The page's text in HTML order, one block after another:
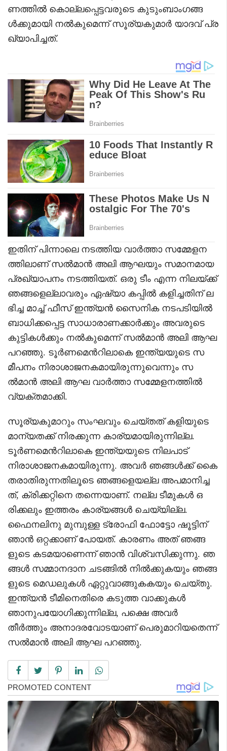
ണത്തില്‍ കൊല്ലപ്പെട്ടവരുടെ കുടുംബാംഗങ്ങ
ള്‍ക്കുമായി നല്‍കുമെന്ന് സൂര്യകുമാര്‍ യാദവ് പ്ര
ഖ്യാപിച്ചത്.
ഇതിന് പിന്നാലെ നടത്തിയ വാര്‍ത്താ സമ്മേളന
ത്തിലാണ് സല്‍മാന്‍ അലി ആഘയും സമാനമായ
പ്രഖ്യാപനം നടത്തിയത്. ഒരു ടീം എന്ന നിലയ്ക്ക്
ഞങ്ങളെല്ലാവരും ഏഷ്യാ കപ്പില്‍ കളിച്ചതിന് ല
ഭിച്ച മാച്ച് ഫീസ് ഇന്ത്യൻ സൈനിക നടപടിയില്‍
ബാധിക്കപ്പെട്ട സാധാരാണക്കാര്‍ക്കും അവരുടെ
കുട്ടികള്‍ക്കും നല്‍കുമെന്ന് സല്‍മാന്‍ അലി ആഘ
പറഞ്ഞു. ടൂര്‍ണമെന്‍റിലാകെ ഇന്ത്യയുടെ സ
മീപനം നിരാശാജനകമായിരുന്നുവെന്നും സ
ല്‍മാന്‍ അലി ആഘ വാര്‍ത്താ സമ്മേളനത്തില്‍
വ്യക്തമാക്കി.
സൂര്യകുമാറും സംഘവും ചെയ്തത് കളിയുടെ
മാന്യതക്ക് നിരക്കുന്ന കാര്യമായിരുന്നില്ല.
ടൂര്‍ണമെന്‍റിലാകെ ഇന്ത്യയുടെ നിലപാട്
നിരാശാജനകമായിരുന്നു. അവര്‍ ഞങ്ങള്‍ക്ക് കൈ
തരാതിരുന്നതിലൂടെ ഞങ്ങളെയല്ല അപമാനിച്ച
ത്, ക്രിക്കറ്റിനെ തന്നെയാണ്. നല്ല ടീമുകള്‍ ഒ
രിക്കലും ഇത്തരം കാര്യങ്ങള്‍ ചെയ്യില്ല.
ഫൈനലിനു മുമ്പുള്ള ട്രോഫി ഫോട്ടോ ഷൂട്ടിന്
ഞാന്‍ ഒറ്റക്കാണ് പോയത്. കാരണം അത് ഞങ്ങ
ളുടെ കടമയാണെന്ന് ഞാന്‍ വിശ്വസിക്കുന്നു. ഞ
ങ്ങള്‍ സമ്മാനദാന ചടങ്ങില്‍ നില്‍ക്കുകയും ഞങ്ങ
ളുടെ മെഡലുകള്‍ ഏറ്റുവാങ്ങുകകയും ചെയ്തു.
ഇന്ത്യൻ ടീമിനെതിരെ കടുത്ത വാക്കുകള്‍
ഞാനുപയോഗിക്കുന്നില്ല, പക്ഷെ അവര്‍
തീര്‍ത്തും അനാദരവോടയാണ് പെരുമാറിയതെന്ന്
സല്‍മാന്‍ അലി ആഘ പറഞ്ഞു.